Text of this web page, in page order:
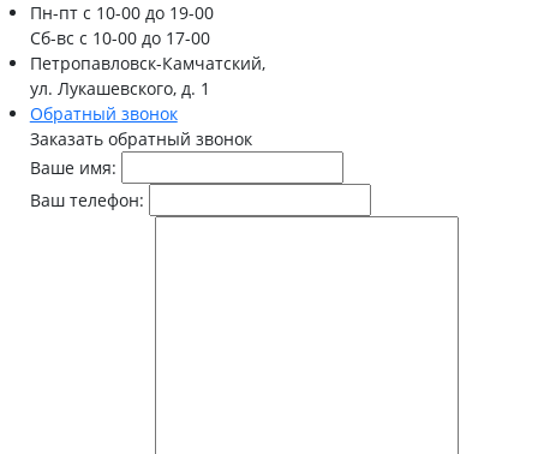
Пн-птс 10-00 до 19-00
Сб-вс с 10-00 до 17-00
Петропавловск-Камчатский,
ул. Лукашевского, д. 1
Обратный звонок
Заказать обратный звонок
Ваше имя:
Ваш телефон: